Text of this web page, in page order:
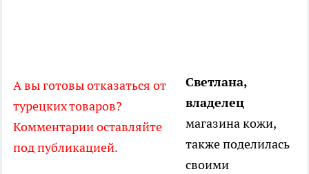
А вы готовы отказаться от
турецких товаров?
Комментарии оставляйте
под публикацией.
Светлана,
владелец
магазина кожи,
также поделилась
своими